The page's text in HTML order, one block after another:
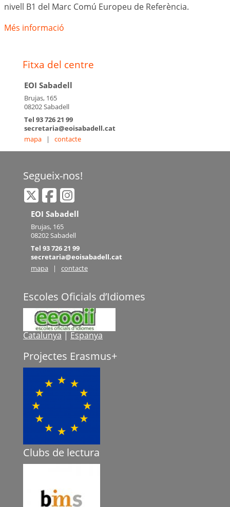
nivell B1 del Marc Comú Europeu de Referència.
Més informació
Fitxa del centre
EOI Sabadell
Brujas, 165
08202 Sabadell
Tel 93 726 21 99
secretaria@eoisabadell.cat
mapa
| contacte
Segueix-nos!
EOI Sabadell
Brujas, 165
08202 Sabadell
Tel 93 726 21 99
secretaria@eoisabadell.cat
mapa
| contacte
Escoles Oficials d’Idiomes
Catalunya|Espanya
Projectes Erasmus+
Clubs de lectura